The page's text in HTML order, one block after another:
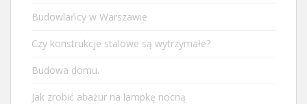
Budowlańcy w Warszawie
Czy konstrukcje stalowe są wytrzymałe?
Budowa domu.
Jak zrobić abażur na lampkę nocną